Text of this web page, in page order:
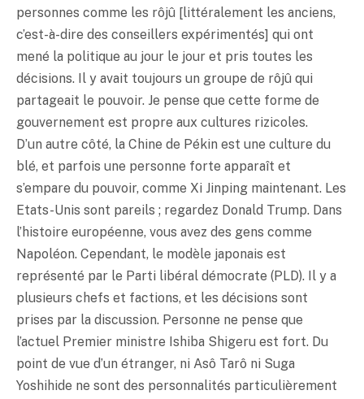
personnes comme les rôjû [littéralement les anciens,
c’est-à-dire des conseillers expérimentés] qui ont
mené la politique au jour le jour et pris toutes les
décisions. Il y avait toujours un groupe de rôjû qui
partageait le pouvoir. Je pense que cette forme de
gouvernement est propre aux cultures rizicoles.
D’un autre côté, la Chine de Pékin est une culture du
blé, et parfois une personne forte apparaît et
s’empare du pouvoir, comme Xi Jinping maintenant. Les
Etats-Unis sont pareils ; regardez Donald Trump. Dans
l’histoire européenne, vous avez des gens comme
Napoléon. Cependant, le modèle japonais est
représenté par le Parti libéral démocrate (PLD). Il y a
plusieurs chefs et factions, et les décisions sont
prises par la discussion. Personne ne pense que
l’actuel Premier ministre Ishiba Shigeru est fort. Du
point de vue d’un étranger, ni Asô Tarô ni Suga
Yoshihide ne sont des personnalités particulièrement